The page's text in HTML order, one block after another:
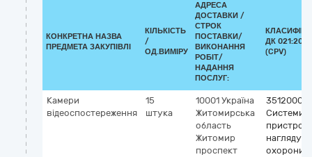
КОНКРЕТНА НАЗВА
ПРЕДМЕТА ЗАКУПІВЛІ
КІЛЬКІСТЬ
/
ОД.ВИМІРУ
АДРЕСА
ДОСТАВКИ /
СТРОК
ПОСТАВКИ/
ВИКОНАННЯ
РОБІТ/
НАДАННЯ
ПОСЛУГ:
ДК 021:2015
(CPV)
Камери
відеоспостереження
15
штука
10001 Україна
Житомирська
область
Житомир
проспект
Системи
пристрої
нагляду
охорони